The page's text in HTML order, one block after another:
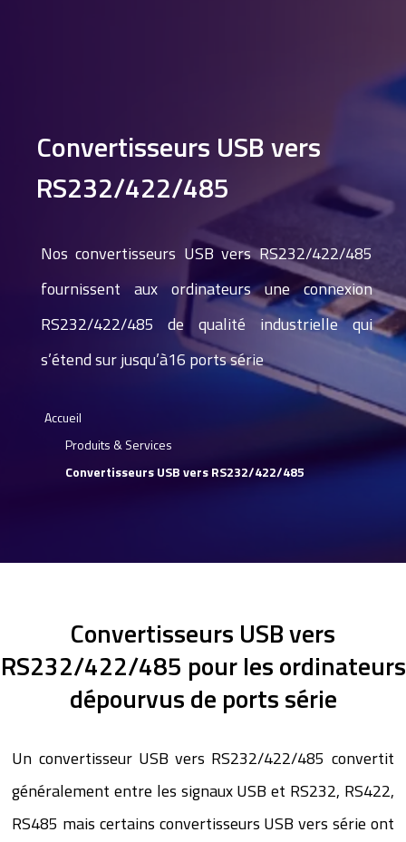
Convertisseurs USB vers
RS232/422/485
Nos convertisseurs USB vers RS232/422/485
fournissent aux ordinateurs une connexion
RS232/422/485 de qualité industrielle qui
s’étend sur jusqu’à16 ports série
Accueil
Produits & Services
Convertisseurs USB vers RS232/422/485
Convertisseurs USB vers
RS232/422/485 pour les ordinateurs
dépourvus de ports série
Un convertisseur USB vers RS232/422/485 convertit
généralement entre les signaux USB et RS232, RS422,
RS485 mais certains convertisseurs USB vers série ont